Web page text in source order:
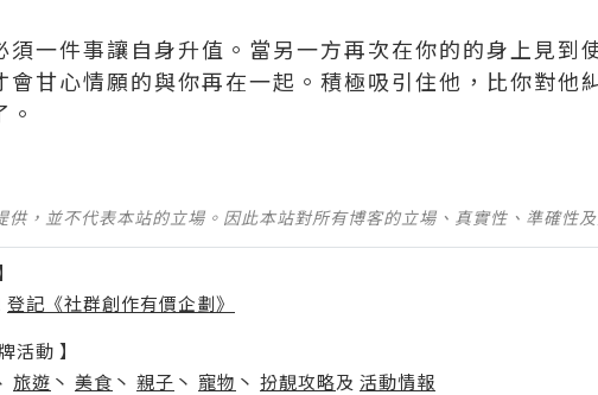
須一件事讓自身升值。當另一方再次在你的的身上見到
會甘心情願的與你再在一起。積極吸引住他，比你對他
供，並不代表本站的立場。因此本站對所有博客的立場、真實性、準確性
登記《社群創作有價企劃》
活動 】
旅遊 丶 美食 丶 親子 丶 寵物 丶 扮靚攻略及 活動情報